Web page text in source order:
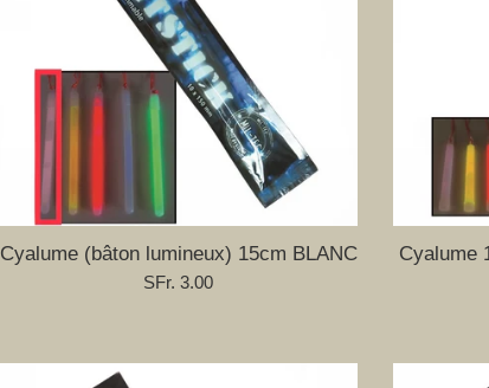
Cyalume (bâton lumineux) 15cm BLANC
Prix
SFr. 3.00
Cyalume